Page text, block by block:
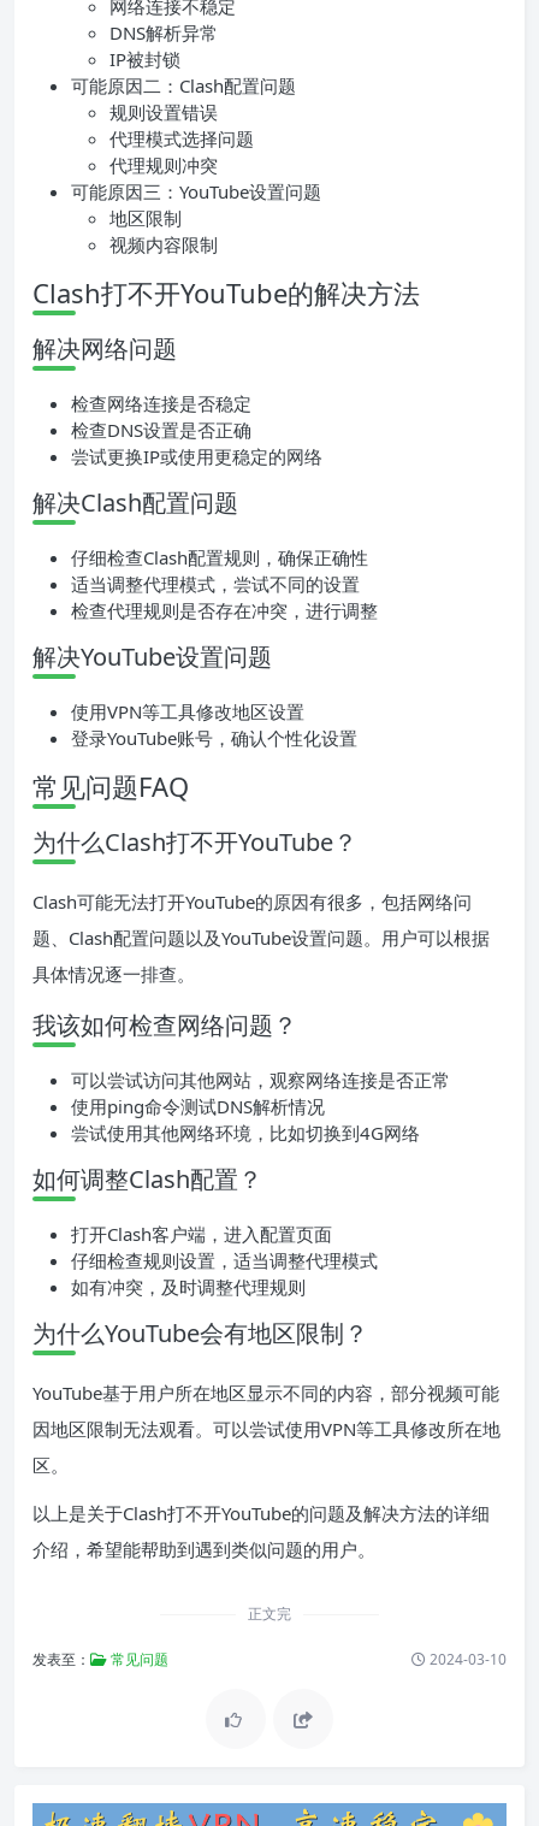
网络连接不稳定
DNS解析异常
IP被封锁
可能原因二：Clash配置问题
规则设置错误
代理模式选择问题
代理规则冲突
可能原因三：YouTube设置问题
地区限制
视频内容限制
Clash打不开YouTube的解决方法
解决网络问题
检查网络连接是否稳定
检查DNS设置是否正确
尝试更换IP或使用更稳定的网络
解决Clash配置问题
仔细检查Clash配置规则，确保正确性
适当调整代理模式，尝试不同的设置
检查代理规则是否存在冲突，进行调整
解决YouTube设置问题
使用VPN等工具修改地区设置
登录YouTube账号，确认个性化设置
常见问题FAQ
为什么Clash打不开YouTube？
Clash可能无法打开YouTube的原因有很多，包括网络问
题、Clash配置问题以及YouTube设置问题。用户可以根据
具体情况逐一排查。
我该如何检查网络问题？
可以尝试访问其他网站，观察网络连接是否正常
使用ping命令测试DNS解析情况
尝试使用其他网络环境，比如切换到4G网络
如何调整Clash配置？
打开Clash客户端，进入配置页面
仔细检查规则设置，适当调整代理模式
如有冲突，及时调整代理规则
为什么YouTube会有地区限制？
YouTube基于用户所在地区显示不同的内容，部分视频可能
因地区限制无法观看。可以尝试使用VPN等工具修改所在地
区。
以上是关于Clash打不开YouTube的问题及解决方法的详细
介绍，希望能帮助到遇到类似问题的用户。
正文完
发表至： 常见问题 2024-03-10